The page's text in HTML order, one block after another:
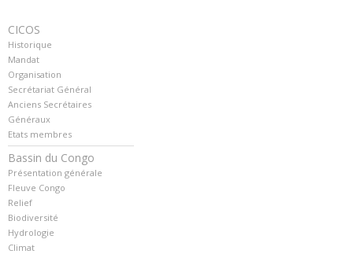
CICOS
Historique
Mandat
Organisation
Secrétariat Général
Anciens Secrétaires
Généraux
Etats membres
Bassin du Congo
Présentation générale
Fleuve Congo
Relief
Biodiversité
Hydrologie
Climat